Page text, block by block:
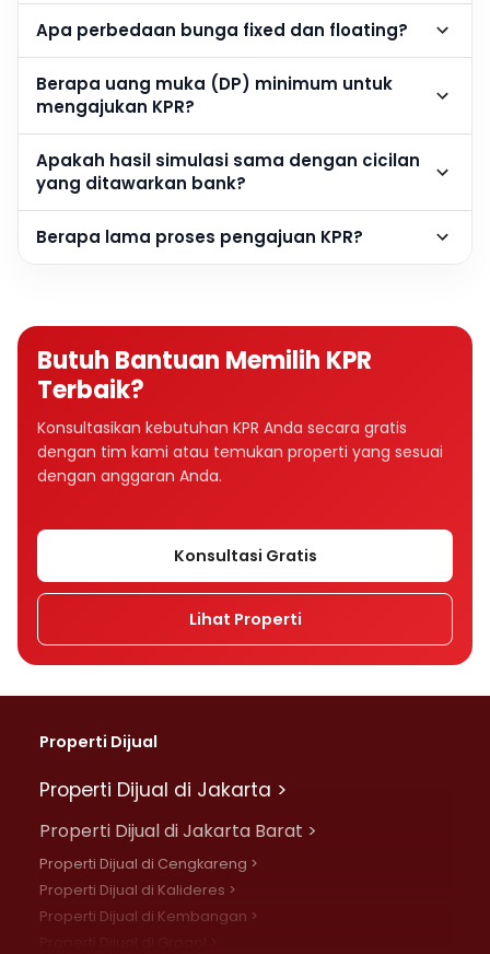
Apa perbedaan bunga fixed dan floating?
Berapa uang muka (DP) minimum untuk
mengajukan KPR?
Apakah hasil simulasi sama dengan cicilan
yang ditawarkan bank?
Berapa lama proses pengajuan KPR?
Butuh Bantuan Memilih KPR
Terbaik?
Konsultasikan kebutuhan KPR Anda secara gratis
dengan tim kami atau temukan properti yang sesuai
dengan anggaran Anda.
Konsultasi Gratis
Lihat Properti
Properti Dijual
Properti Dijual di Jakarta >
Properti Dijual di Jakarta Barat >
Properti Dijual di Cengkareng >
Properti Dijual di Kalideres >
Properti Dijual di Kembangan >